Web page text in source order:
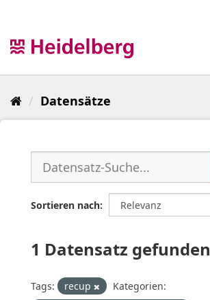
Datensätze
Sortieren nach
1 Datensatz gefunden
Tags: recup
Kategorien: